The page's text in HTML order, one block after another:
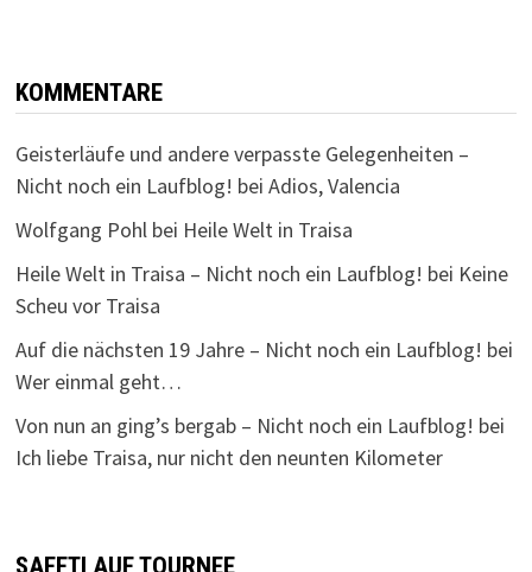
KOMMENTARE
Geisterläufe und andere verpasste Gelegenheiten –
Nicht noch ein Laufblog! bei Adios, Valencia
Wolfgang Pohlbei Heile Welt in Traisa
Heile Welt in Traisa – Nicht noch ein Laufblog! bei Keine
Scheu vor Traisa
Auf die nächsten 19 Jahre – Nicht noch ein Laufblog! bei
Wer einmal geht…
Von nun an ging’s bergab – Nicht noch ein Laufblog! bei
Ich liebe Traisa, nur nicht den neunten Kilometer